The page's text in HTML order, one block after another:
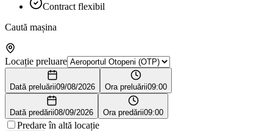
Contract flexibil
Caută mașina
Locație preluare
Dată preluării09/08/2026 Ora preluării09:00
Dată predării08/09/2026 Ora predării09:00
Predare în altă locație